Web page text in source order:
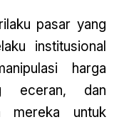
pasar yang
institusional
harga
eceran, dan
mereka untuk